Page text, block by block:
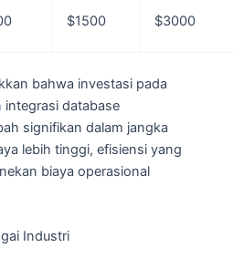
$1500 $3000
bahwa investasi pada
integrasi database
signifikan dalam jangka
lebih tinggi, efisiensi yang
biaya operasional
Industri